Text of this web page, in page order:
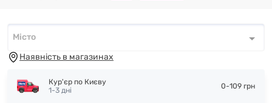
Місто*
Місто
Наявність в магазинах
Кур'єр по Києву
1-3 дні
0-109 грн